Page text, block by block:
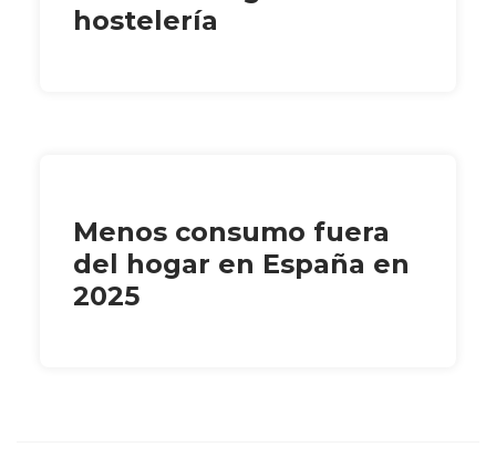
hostelería
Menos consumo fuera
del hogar en España en
2025